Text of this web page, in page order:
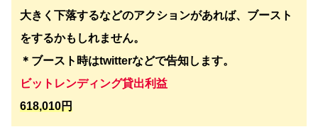
大きく下落するなどのアクションがあれば、ブースト
をするかもしれません。
＊ブースト時はtwitterなどで告知します。
ビットレンディング貸出利益
618,010円